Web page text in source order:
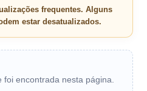
frequentes. Alguns
estar desatualizados.
encontrada nesta página.